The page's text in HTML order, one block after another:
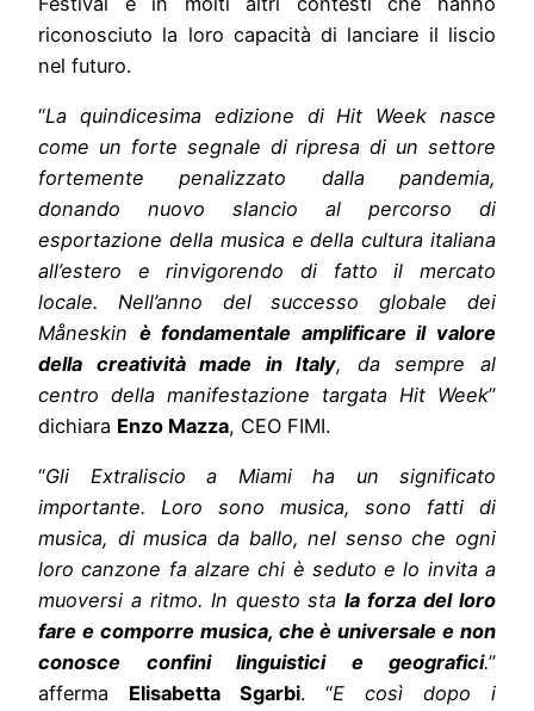
riconosciuto la loro capacità di lanciare il liscio
nel futuro.
“La quindicesima edizione di Hit Week nasce
come un forte segnale di ripresa di un settore
fortemente penalizzato dalla pandemia,
donando nuovo slancio al percorso di
esportazione della musica e della cultura italiana
all’estero e rinvigorendo di fatto il mercato
locale. Nell’anno del successo globale dei
Måneskin è fondamentale amplificare il valore
della creatività made in Italy, da sempre al
centro della manifestazione targata Hit Week”
dichiara Enzo Mazza, CEO FIMI.
“Gli Extraliscio a Miami ha un significato
importante. Loro sono musica, sono fatti di
musica, di musica da ballo, nel senso che ogni
loro canzone fa alzare chi è seduto e lo invita a
muoversi a ritmo. In questo stala forza del loro
fare e comporre musica, che è universale e non
conosce confini linguistici e geografici.”
afferma Elisabetta Sgarbi. “E così dopo i